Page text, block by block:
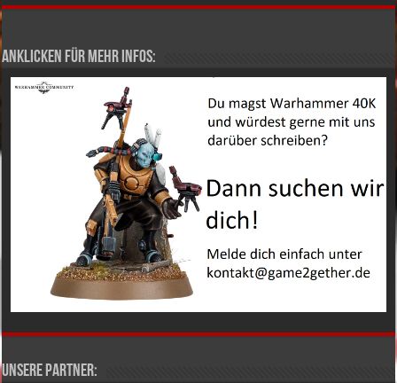
Anklicken für mehr Infos:
Unsere Partner: